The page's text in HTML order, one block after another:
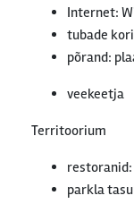
Internet:
tubade
põrand:
veekeetja
Territoorium
restoranid:
parkla